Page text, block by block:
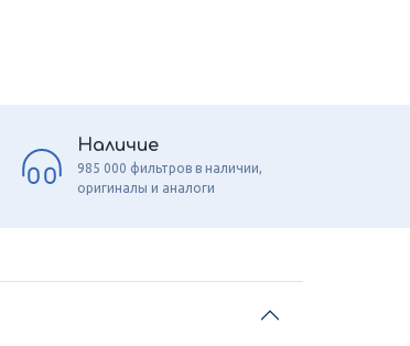
Наличие
985 000 фильтров в наличии,
оригиналы и аналоги